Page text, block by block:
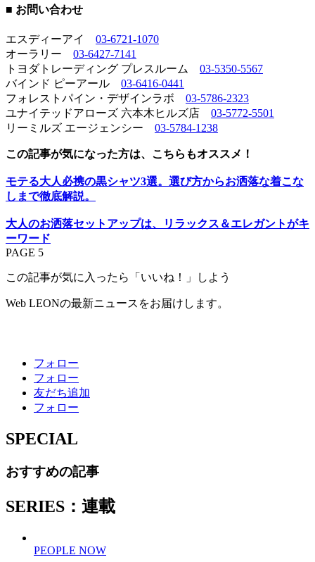
■ お問い合わせ
エスディーアイ 03-6721-1070
オーラリー 03-6427-7141
トヨダトレーディング プレスルーム 03-5350-5567
バインド ピーアール 03-6416-0441
フォレストパイン・デザインラボ 03-5786-2323
ユナイテッドアローズ 六本木ヒルズ店 03-5772-5501
リーミルズ エージェンシー 03-5784-1238
この記事が気になった方は、こちらもオススメ！
モテる大人必携の黒シャツ3選。選び方からお洒落な着こな
しまで徹底解説。
大人のお洒落セットアップは、リラックス＆エレガントがキ
ーワード
PAGE 5
この記事が気に入ったら「いいね！」しよう
Web LEONの最新ニュースをお届けします。
フォロー
フォロー
友だち追加
フォロー
SPECIAL
おすすめの記事
SERIES：連載
PEOPLE NOW